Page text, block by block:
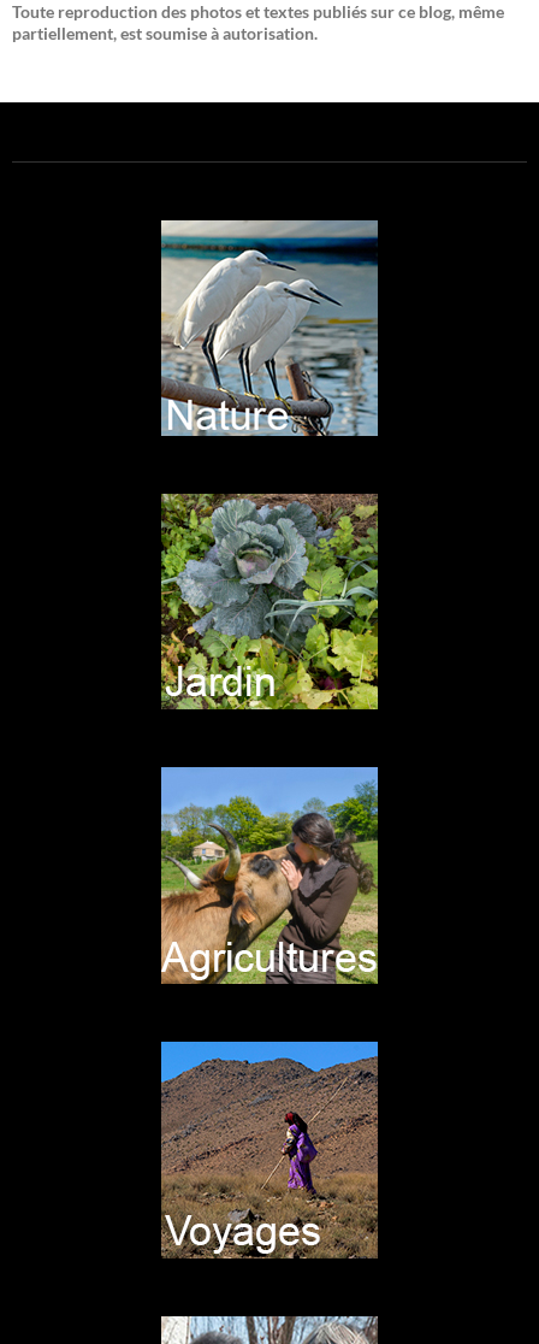
Toute reproduction des photos et textes publiés sur ce blog, même
partiellement, est soumise à autorisation.